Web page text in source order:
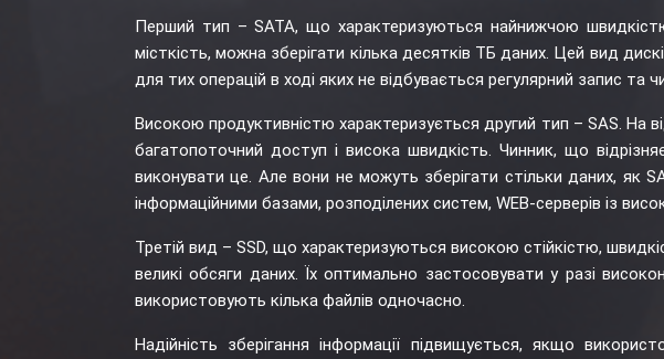
Перший тип – SATA, що характеризуються найнижчою
місткість, можна зберігати кілька десятків ТБ даних. Цей вид
для тих операцій в ході яких не відбувається регулярний запис та
Високою продуктивністю характеризується другий тип – SAS. На
багатопоточний доступ і висока швидкість. Чинник, що
виконувати це. Але вони не можуть зберігати стільки даних, як
інформаційними базами, розподілених систем, WEB-серверів із
Третій вид – SSD, що характеризуються високою стійкістю,
великі обсяги даних. Їх оптимально застосовувати у разі
використовують кілька файлів одночасно.
Надійність зберігання інформації підвищується, якщо